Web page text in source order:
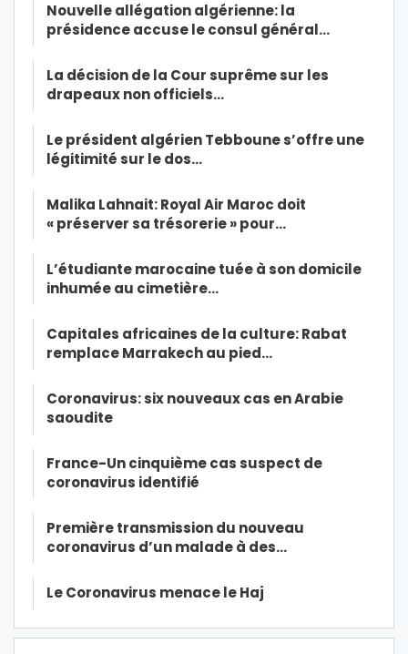
Nouvelle allégation algérienne: la
présidence accuse le consul général…
La décision de la Cour suprême sur les
drapeaux non officiels…
Le président algérien Tebboune s’offre une
légitimité sur le dos…
Malika Lahnait: Royal Air Maroc doit
« préserver sa trésorerie » pour…
L’étudiante marocaine tuée à son domicile
inhumée au cimetière…
Capitales africaines de la culture: Rabat
remplace Marrakech au pied…
Coronavirus: six nouveaux cas en Arabie
saoudite
France-Un cinquième cas suspect de
coronavirus identifié
Première transmission du nouveau
coronavirus d’un malade à des…
Le Coronavirus menace le Haj